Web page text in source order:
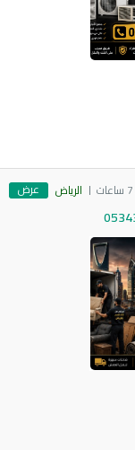
الرياض عرض